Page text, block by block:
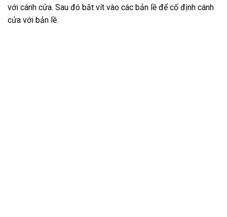
với cánh cửa. Sau đó bắt vít vào các bản lề để cố định cánh
cửa với bản lề.